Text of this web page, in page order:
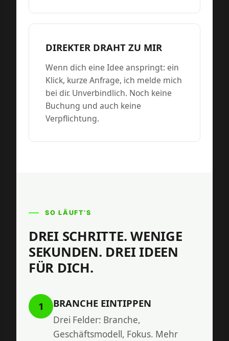
DIREKTER DRAHT ZU MIR
Wenn dich eine Idee anspringt: ein
Klick, kurze Anfrage, ich melde mich
bei dir. Unverbindlich. Noch keine
Buchung und auch keine
Verpflichtung.
SO LÄUFT’S
DREI SCHRITTE. WENIGE
SEKUNDEN. DREI IDEEN
FÜR DICH.
1 BRANCHE EINTIPPEN
Drei Felder: Branche,
Geschäftsmodell, Fokus. Mehr